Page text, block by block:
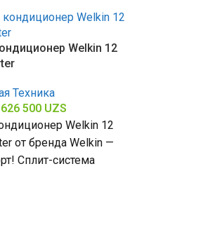
Welkin 12
Техника
500 UZS
Welkin 12
от бренда Welkin —
Сплит-система